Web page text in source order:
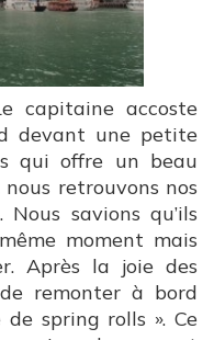
capitaine accoste
devant une petite
qui offre un beau
retrouvons nos
savions qu’ils
moment mais
Après la joie des
remonter à bord
spring rolls ». Ce